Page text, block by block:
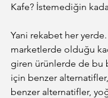
Kafe? İstemediğin
Yani rekabet her
marketlerde olduğu
giren ürünlerde de bu
için benzer
benzer alternatifler,